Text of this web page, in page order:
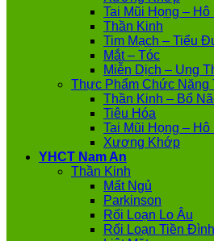
Tai Mũi Họng – Hô
Thần Kinh
Tim Mạch – Tiểu
Mắt – Tóc
Miễn Dịch – Ung
Thực Phẩm Chức Năng
Thần Kinh – Bổ
Tiêu Hóa
Tai Mũi Họng – Hô
Xương Khớp
YHCT Nam An
Thần Kinh
Mất Ngủ
Parkinson
Rối Loạn Lo Âu
Rối Loạn Tiền Đình